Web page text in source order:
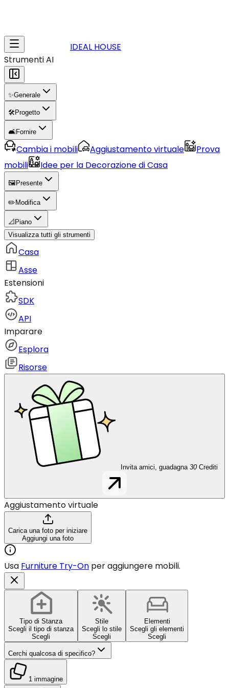
IDEAL HOUSE
Strumenti AI
✨Generale
🛠️Progetto
🛋️Fornire
Cambia i mobili Aggiustamento virtuale
Prova
mobili
Idee per la Decorazione di Casa
🖼️ Presente
✏️ Modifica
📐 Piano
Visualizza tutti gli strumenti
Casa
Asse
Estensioni
SDK
API
Imparare
Esplora
Risorse
Invita amici, guadagna 30 Crediti
Aggiustamento virtuale
Carica una foto per iniziare
Aggiungi una foto
Usa Furniture Try-On per aggiungere mobili.
Tipo di Stanza
Scegli il tipo di stanza
Scegli
Stile
Scegli lo stile
Scegli
Elementi
Scegli gli elementi
Scegli
Cerchi qualcosa di specifico?
1 immagine